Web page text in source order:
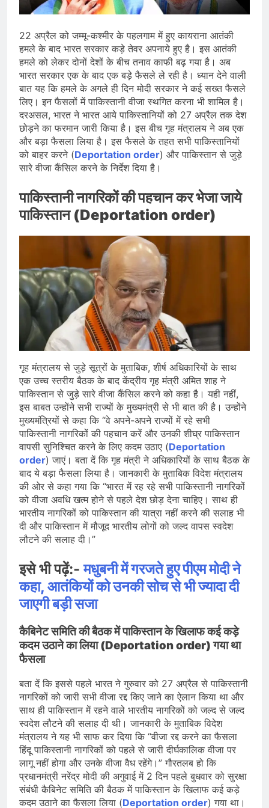
प्रदर्शन तेज़, PM आवास मार्च रोका गया,
सरकार से तीन बड़ी मांगें
सावन और आगामी त्योहारों को लेकर देशभर में
तैयारियाँ तेज़, सांस्कृतिक कार्यक्रमों और
धार्मिक आयोजनों की धूम
August 4, 2026
राष्ट्रीय हथकरघा दिवस की तैयारियाँ तेज़,
देशभर में विशेष कार्यक्रमों के जरिए भारतीय
बुनकरों और पारंपरिक वस्त्रों को मिलेगा बढ़ावा
August 2, 2026
22 अप्रैल को जम्मू-कश्मीर के पहलगाम में हुए कायराना आतंकी
हमले के बाद भारत सरकार कड़े तेवर अपनाये हुए है। इस आतंकी
हमले को लेकर दोनों देशों के बीच तनाव काफी बढ़ गया है। अब
भारत सरकार एक के बाद एक बड़े फैसले ले रही है। ध्यान देने वाली
बात यह कि हमले के अगले ही दिन मोदी सरकार ने कई सख्त फैसले
लिए। इन फैसलों में पाकिस्तानी वीजा स्थगित करना भी शामिल है।
दरअसल, भारत ने भारत आये पाकिस्तानियों को 27 अप्रैल तक देश
छोड़ने का फरमान जारी किया है। इस बीच गृह मंत्रालय ने अब एक
और बड़ा फैसला लिया है। इस फैसले के तहत सभी पाकिस्तानियों
को बाहर करने (Deportation order) और पाकिस्तान से जुड़े
सारे वीजा कैंसिल करने के निर्देश दिया है।
पाकिस्तानी नागरिकों की पहचान कर भेजा जाये
पाकिस्तान (Deportation order)
गृह मंत्रालय से जुड़े सूत्रों के मुताबिक, शीर्ष अधिकारियों के साथ
एक उच्च स्तरीय बैठक के बाद केंद्रीय गृह मंत्री अमित शाह ने
पाकिस्तान से जुड़े सारे वीजा कैंसिल करने को कहा है। यही नहीं,
इस बाबत उन्होंने सभी राज्यों के मुख्यमंत्री से भी बात की है। उन्होंने
मुख्यमंत्रियों से कहा कि “वे अपने-अपने राज्यों में रहे सभी
पाकिस्तानी नागरिकों की पहचान करें और उनकी शीघ्र पाकिस्तान
वापसी सुनिश्चित करने के लिए कदम उठाए (Deportation
order) जाएं। बता दें कि गृह मंत्री ने अधिकारियों के साथ बैठक के
बाद ये बड़ा फैसला लिया है। जानकारी के मुताबिक विदेश मंत्रालय
की ओर से कहा गया कि “भारत में रह रहे सभी पाकिस्तानी नागरिकों
को वीजा अवधि खत्म होने से पहले देश छोड़ देना चाहिए। साथ ही
भारतीय नागरिकों को पाकिस्तान की यात्रा नहीं करने की सलाह भी
दी और पाकिस्तान में मौजूद भारतीय लोगों को जल्द वापस स्वदेश
लौटने की सलाह दी।”
इसे भी पढ़ें:-मधुबनी में गरजते हुए पीएम मोदी ने
कहा, आतंकियों को उनकी सोच से भी ज्यादा दी
जाएगी बड़ी सजा
कैबिनेट समिति की बैठक में पाकिस्तान के खिलाफ कई कड़े
कदम उठाने का लिया (Deportation order) गया था
फैसला
बता दें कि इससे पहले भारत ने गुरुवार को 27 अप्रैल से पाकिस्तानी
नागरिकों को जारी सभी वीजा रद्द किए जाने का ऐलान किया था और
साथ ही पाकिस्तान में रहने वाले भारतीय नागरिकों को जल्द से जल्द
स्वदेश लौटने की सलाह दी थी। जानकारी के मुताबिक विदेश
मंत्रालय ने यह भी साफ कर दिया कि “वीजा रद्द करने का फैसला
हिंदू पाकिस्तानी नागरिकों को पहले से जारी दीर्घकालिक वीजा पर
लागू नहीं होगा और उनके वीजा वैध रहेंगे।” गौरतलब हो कि
प्रधानमंत्री नरेंद्र मोदी की अगुवाई में 2 दिन पहले बुधवार को सुरक्षा
संबंधी कैबिनेट समिति की बैठक में पाकिस्तान के खिलाफ कई कड़े
कदम उठाने का फैसला लिया (Deportation order) गया था।